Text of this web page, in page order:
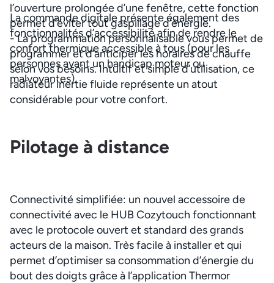
l’ouverture prolongée d’une fenêtre, cette fonction
permet d’éviter tout gaspillage d’énergie.
- La programmation personnalisable vous permet de
programmer et d’anticiper les horaires de chauffe
selon vos besoins. Intuitif et simple d’utilisation, ce
radiateur inertie fluide représente un atout
considérable pour votre confort.
La commande digitale présente également des
fonctionnalités d’accessibilité afin de rendre le
confort thermique accessible à tous (pour les
personnes ayant un handicap moteur ou
malvoyantes).
Pilotage à distance
Connectivité simplifiée: un nouvel accessoire de
connectivité avec le HUB Cozytouch fonctionnant
avec le protocole ouvert et standard des grands
acteurs de la maison. Très facile à installer et qui
permet d’optimiser sa consommation d’énergie du
bout des doigts grâce à l’application Thermor